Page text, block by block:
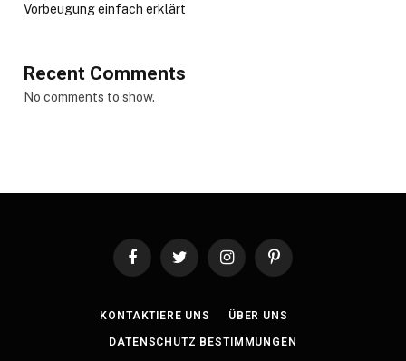
Vorbeugung einfach erklärt
Recent Comments
No comments to show.
FacebookTwitter InstagramPinterest
KONTAKTIERE UNS ÜBER UNS
DATENSCHUTZ BESTIMMUNGEN